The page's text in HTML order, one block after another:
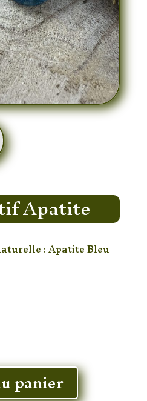
Apatite
: Apatite Bleu
panier